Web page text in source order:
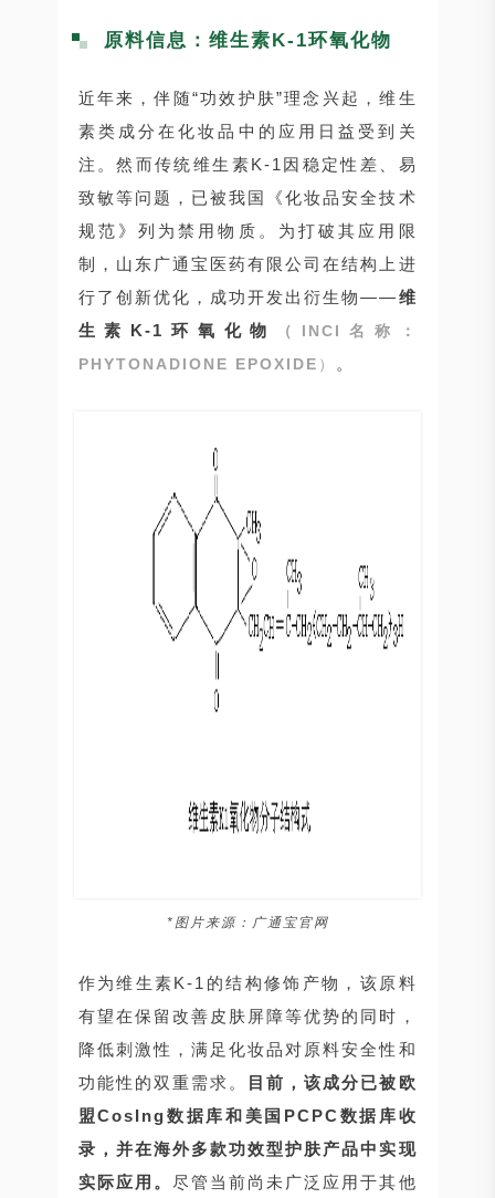
原料信息：维生素K-1环氧化物
近年来，伴随“功效护肤”理念兴起，维生
素类成分在化妆品中的应用日益受到关
注。然而传统维生素K-1因稳定性差、易
致敏等问题，已被我国《化妆品安全技术
规范》列为禁用物质。为打破其应用限
制，山东广通宝医药有限公司在结构上进
行了创新优化，成功开发出衍生物——维
生素K-1环氧化物
（INCI名称：
PHYTONADIONE EPOXIDE ） 。
*图片来源：广通宝官网
作为维生素K-1的结构修饰产物，该原料
有望在保留改善皮肤屏障等优势的同时，
降低刺激性，满足化妆品对原料安全性和
功能性的双重需求。
目前，该成分已被欧
盟CosIng数据库和美国PCPC数据库收
录，并在海外多款功效型护肤产品中实现
实际应用。 尽管当前尚未广泛应用于其他